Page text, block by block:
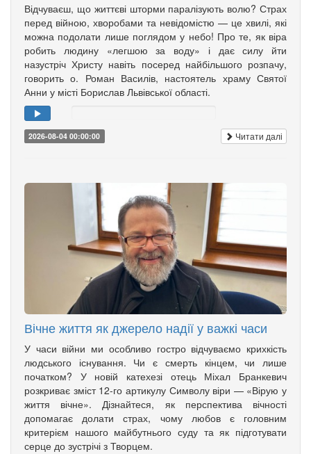
Відчуваєш, що життєві шторми паралізують волю? Страх
перед війною, хворобами та невідомістю — це хвилі, які
можна подолати лише поглядом у небо! Про те, як віра
робить людину «легшою за воду» і дає силу йти
назустріч Христу навіть посеред найбільшого розпачу,
говорить о. Роман Василів, настоятель храму Святої
Анни у місті Борислав Львівської області.
2026-08-04 00:00:00 Читати далі
Вічне життя як джерело надії у важкі часи
У часи війни ми особливо гостро відчуваємо крихкість
людського існування. Чи є смерть кінцем, чи лише
початком? У новій катехезі отець Міхал Бранкевич
розкриває зміст 12-го артикулу Символу віри — «Вірую у
життя вічне». Дізнайтеся, як перспектива вічності
допомагає долати страх, чому любов є головним
критерієм нашого майбутнього суду та як підготувати
серце до зустрічі з Творцем.